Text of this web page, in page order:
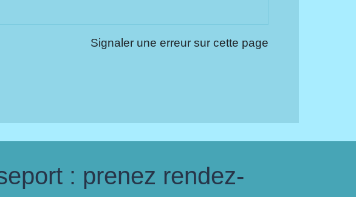
Signaler une erreur sur cette page
: prenez rendez-